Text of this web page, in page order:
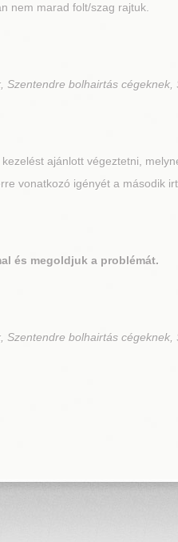
nem marad folt/szag rajtuk.
bolhairtás
kezelést ajánlott végeztetni,
vonatkozó igényét a második
és megoldjuk a problémát.
bolhairtás